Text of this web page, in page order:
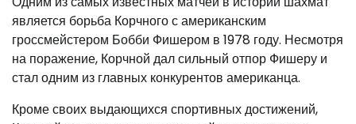
является борьба Корчного с американским
гроссмейстером Бобби Фишером в 1978 году. Несмотря
на поражение, Корчной дал сильный отпор Фишеру и
стал одним из главных конкурентов американца.
Кроме своих выдающихся спортивных достижений,